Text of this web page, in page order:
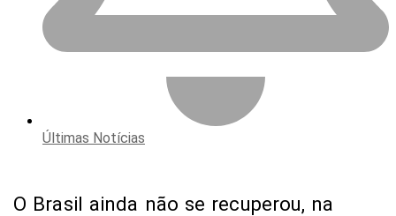
Últimas Notícias
O Brasil ainda não se recuperou, na